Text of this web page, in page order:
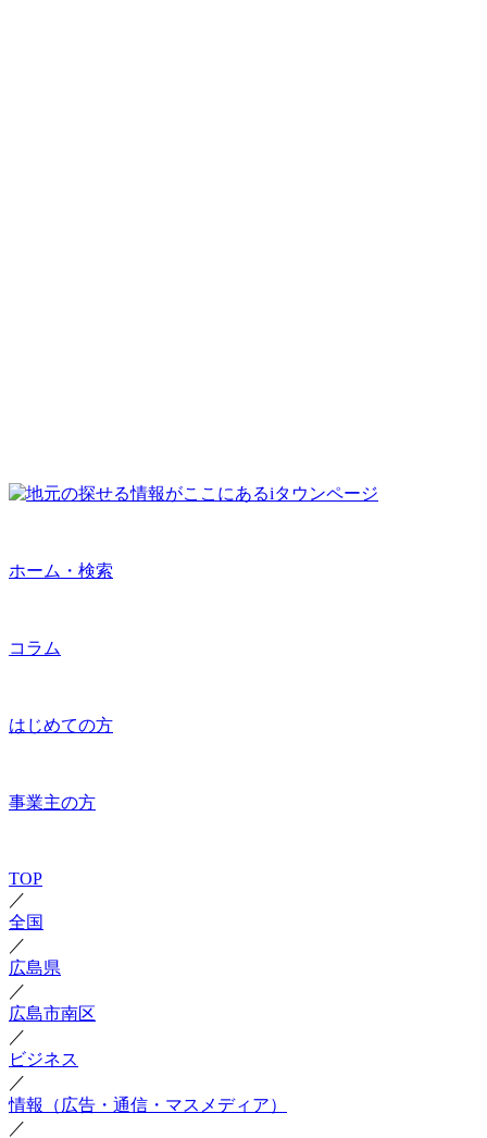
ホーム・検索
コラム
はじめての方
事業主の方
TOP
／
全国
／
広島県
／
広島市南区
／
ビジネス
／
情報（広告・通信・マスメディア）
／